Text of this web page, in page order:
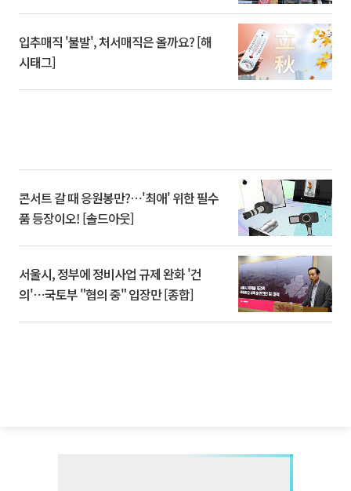
입추매직 '불발', 처서매직은 올까요? [해
시태그]
콘서트 갈 때 응원봉만?⋯'최애' 위한 필수
품 등장이오! [솔드아웃]
서울시, 정부에 정비사업 규제 완화 '건
의'⋯국토부 "협의 중" 입장만 [종합]